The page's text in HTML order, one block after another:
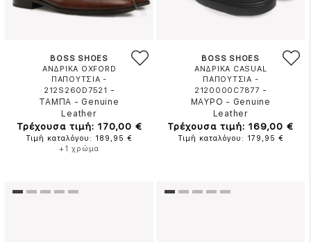
BOSS SHOES
ΑΝΔΡΙΚΑ OXFORD
ΠΑΠΟΥΤΣΙΑ -
212S260D7521 -
ΤΑΜΠΑ - Genuine
Leather
Τρέχουσα τιμή: 170,00 €
Τιμή καταλόγου: 189,95 €
+1 χρώμα
BOSS SHOES
ΑΝΔΡΙΚΑ CASUAL
ΠΑΠΟΥΤΣΙΑ -
2120000C7877 -
ΜΑΥΡΟ - Genuine
Leather
Τρέχουσα τιμή: 169,00 €
Τιμή καταλόγου: 179,95 €